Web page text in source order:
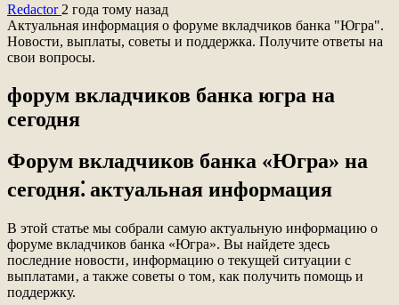
Redactor 2 года тому назад
Актуальная информация о форуме вкладчиков банка "Югра".
Новости, выплаты, советы и поддержка. Получите ответы на
свои вопросы.
форум вкладчиков банка югра на
сегодня
Форум вкладчиков банка «Югра» на
сегодня⁚ актуальная информация
В этой статье мы собрали самую актуальную информацию о
форуме вкладчиков банка «Югра». Вы найдете здесь
последние новости‚ информацию о текущей ситуации с
выплатами‚ а также советы о том‚ как получить помощь и
поддержку.